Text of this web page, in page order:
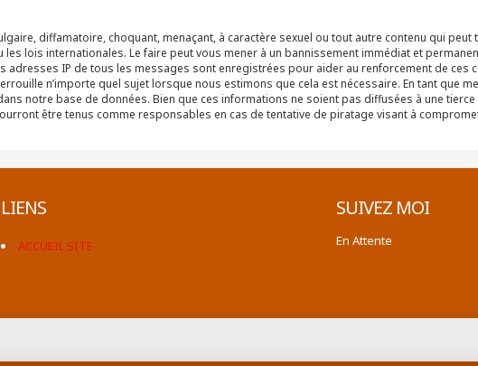
diffamatoire, choquant, menaçant, à caractère sexuel ou tout autre contenu qui
lois internationales. Le faire peut vous mener à un bannissement immédiat et
adresses IP de tous les messages sont enregistrées pour aider au renforcement de ces
n’importe quel sujet lorsque nous estimons que cela est nécessaire. En tant que
notre base de données. Bien que ces informations ne soient pas diffusées à une
être tenus comme responsables en cas de tentative de piratage visant à
LIENS
ACCUEIL SITE
SUIVEZ MOI
En Attente